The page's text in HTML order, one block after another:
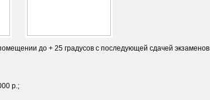
до + 25 градусов с последующей сдачей экзаменов
р.;